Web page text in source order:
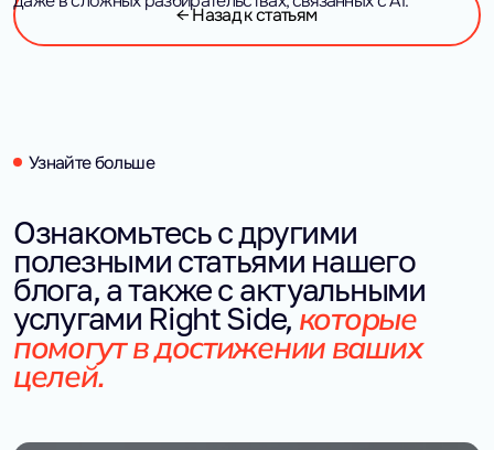
← Назад к статьям
Узнайте больше
Ознакомьтесь с другими
полезными статьями нашего
блога, а также с актуальными
услугами Right Side, которые
помогут в достижении ваших
целей.